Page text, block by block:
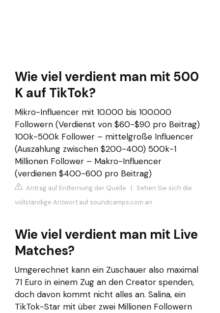
Wie viel verdient man mit 500
K auf TikTok?
Mikro-Influencer mit 10.000 bis 100.000
Followern (Verdienst von $60-$90 pro Beitrag)
100k-500k Follower – mittelgroße Influencer
(Auszahlung zwischen $200-400) 500k-1
Millionen Follower – Makro-Influencer
(verdienen $400-600 pro Beitrag)
Antrag auf Entfernung der Quelle | Sehen Sie sich die
vollständige Antwort auf soundcamps.com an
Wie viel verdient man mit Live
Matches?
Umgerechnet kann ein Zuschauer also maximal
71 Euro in einem Zug an den Creator spenden,
doch davon kommt nicht alles an. Salina, ein
TikTok-Star mit über zwei Millionen Followern